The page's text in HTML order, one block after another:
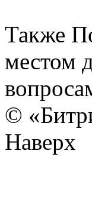
Также
местом
©
Наверх